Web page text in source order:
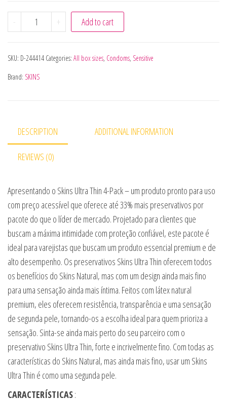
- SKINS - PRESERVATIVOS ULTRA FINOS PREMIUM
+ Add to cart
SKU: D-244414 Categories: All box sizes, Condoms, Sensitive
Brand: SKINS
DESCRIPTION ADDITIONAL INFORMATION
REVIEWS (0)
Apresentando o Skins Ultra Thin 4-Pack – um produto pronto para uso
com preço acessível que oferece até 33% mais preservativos por
pacote do que o líder de mercado. Projetado para clientes que
buscam a máxima intimidade com proteção confiável, este pacote é
ideal para varejistas que buscam um produto essencial premium e de
alto desempenho. Os preservativos Skins Ultra Thin oferecem todos
os benefícios do Skins Natural, mas com um design ainda mais fino
para uma sensação ainda mais íntima. Feitos com látex natural
premium, eles oferecem resistência, transparência e uma sensação
de segunda pele, tornando-os a escolha ideal para quem prioriza a
sensação. Sinta-se ainda mais perto do seu parceiro com o
preservativo Skins Ultra Thin, forte e incrivelmente fino. Com todas as
características do Skins Natural, mas ainda mais fino, usar um Skins
Ultra Thin é como uma segunda pele.
CARACTERÍSTICAS: